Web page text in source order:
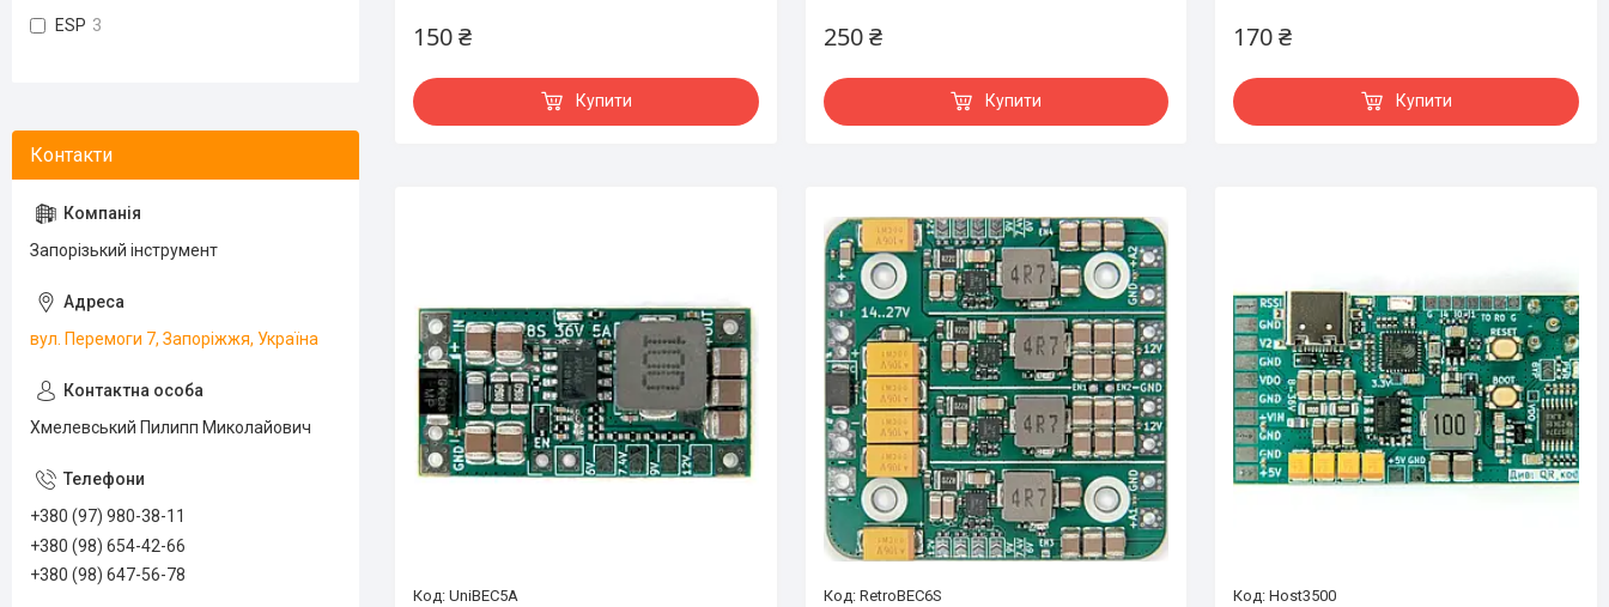
150 ₴
Купити
250 ₴
Купити
170 ₴
Купити
UniBEC5A RetroBEC6S Host3500
ESP 3
Запорізький інструмент
вул. Перемоги 7, Запоріжжя, Україна
Хмелевський Пилипп Миколайович
+380 (97) 980-38-11
+380 (98) 654-42-66
+380 (98) 647-56-78